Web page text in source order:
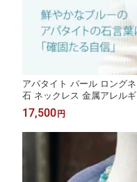
アパタイト パール ロング
石 ネックレス 金属アレル
リー プレゼント 品質保証
料無料 ラッピング無料
17,500円